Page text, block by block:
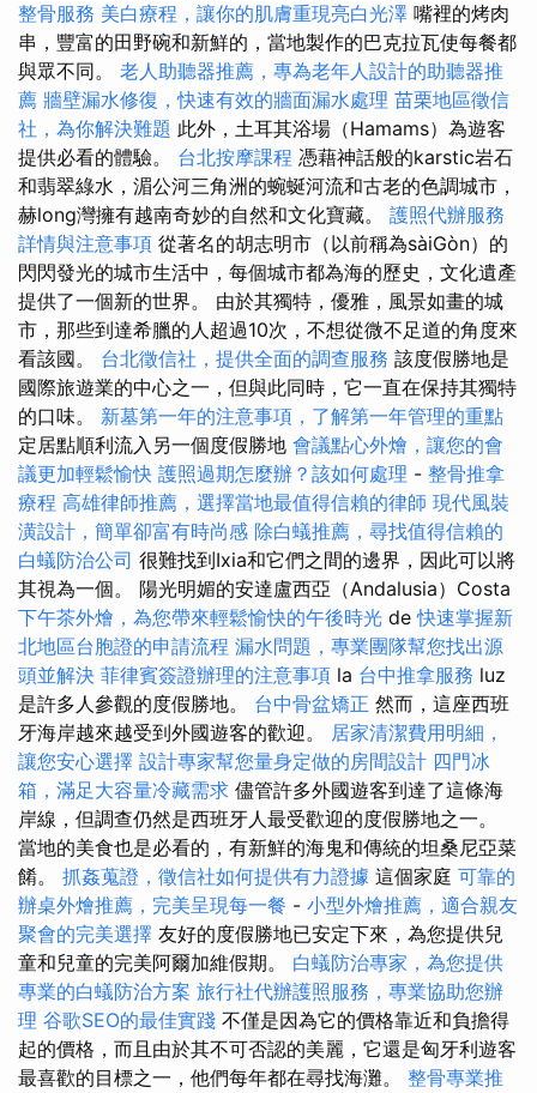
整骨服務 美白療程，讓你的肌膚重現亮白光澤 嘴裡的烤肉
串，豐富的田野碗和新鮮的，當地製作的巴克拉瓦使每餐都
與眾不同。 老人助聽器推薦，專為老年人設計的助聽器推
薦 牆壁漏水修復，快速有效的牆面漏水處理 苗栗地區徵信
社，為你解決難題 此外，土耳其浴場（Hamams）為遊客
提供必看的體驗。 台北按摩課程 憑藉神話般的karstic岩石
和翡翠綠水，湄公河三角洲的蜿蜒河流和古老的色調城市，
赫long灣擁有越南奇妙的自然和文化寶藏。 護照代辦服務
詳情與注意事項 從著名的胡志明市（以前稱為sàiGòn）的
閃閃發光的城市生活中，每個城市都為海的歷史，文化遺產
提供了一個新的世界。 由於其獨特，優雅，風景如畫的城
市，那些到達希臘的人超過10次，不想從微不足道的角度來
看該國。 台北徵信社，提供全面的調查服務 該度假勝地是
國際旅遊業的中心之一，但與此同時，它一直在保持其獨特
的口味。 新墓第一年的注意事項，了解第一年管理的重點
定居點順利流入另一個度假勝地 會議點心外燴，讓您的會
議更加輕鬆愉快 護照過期怎麼辦？該如何處理 - 整骨推拿
療程 高雄律師推薦，選擇當地最值得信賴的律師 現代風裝
潢設計，簡單卻富有時尚感 除白蟻推薦，尋找值得信賴的
白蟻防治公司 很難找到Ixia和它們之間的邊界，因此可以將
其視為一個。 陽光明媚的安達盧西亞（Andalusia）Costa
下午茶外燴，為您帶來輕鬆愉快的午後時光 de快速掌握新
北地區台胞證的申請流程 漏水問題，專業團隊幫您找出源
頭並解決 菲律賓簽證辦理的注意事項 la 台中推拿服務 luz
是許多人參觀的度假勝地。 台中骨盆矯正 然而，這座西班
牙海岸越來越受到外國遊客的歡迎。 居家清潔費用明細，
讓您安心選擇 設計專家幫您量身定做的房間設計 四門冰
箱，滿足大容量冷藏需求 儘管許多外國遊客到達了這條海
岸線，但調查仍然是西班牙人最受歡迎的度假勝地之一。
當地的美食也是必看的，有新鮮的海鬼和傳統的坦桑尼亞菜
餚。 抓姦蒐證，徵信社如何提供有力證據 這個家庭 可靠的
辦桌外燴推薦，完美呈現每一餐 - 小型外燴推薦，適合親友
聚會的完美選擇 友好的度假勝地已安定下來，為您提供兒
童和兒童的完美阿爾加維假期。 白蟻防治專家，為您提供
專業的白蟻防治方案 旅行社代辦護照服務，專業協助您辦
理 谷歌SEO的最佳實踐 不僅是因為它的價格靠近和負擔得
起的價格，而且由於其不可否認的美麗，它還是匈牙利遊客
最喜歡的目標之一，他們每年都在尋找海灘。 整骨專業推